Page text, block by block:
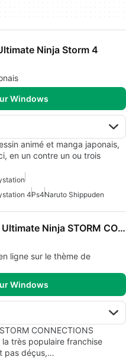
Ninja Storm 4
Windows
animé et manga japonais,
en un contre un ou trois
4Ps4Naruto Shippuden
NARUTO X BORUTO Ultimate Ninja STORM CONNECTIONS
ligne sur le thème de
Windows
CONNECTIONS
très populaire franchise
pas déçus,…